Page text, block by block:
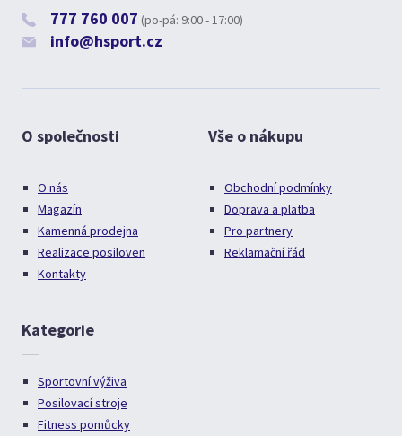
777 760 007 (po-pá: 9:00 - 17:00)
info@hsport.cz
O společnosti
O nás
Magazín
Kamenná prodejna
Realizace posiloven
Kontakty
Vše o nákupu
Obchodní podmínky
Doprava a platba
Pro partnery
Reklamační řád
Kategorie
Sportovní výživa
Posilovací stroje
Fitness pomůcky